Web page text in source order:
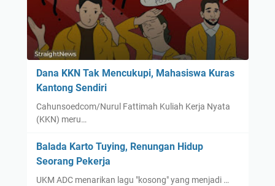
Dana KKN Tak Mencukupi, Mahasiswa Kuras
Kantong Sendiri
Cahunsoedcom/Nurul Fattimah Kuliah Kerja Nyata
(KKN) meru…
Balada Karto Tuying, Renungan Hidup
Seorang Pekerja
UKM ADC menarikan lagu "kosong" yang menjadi …